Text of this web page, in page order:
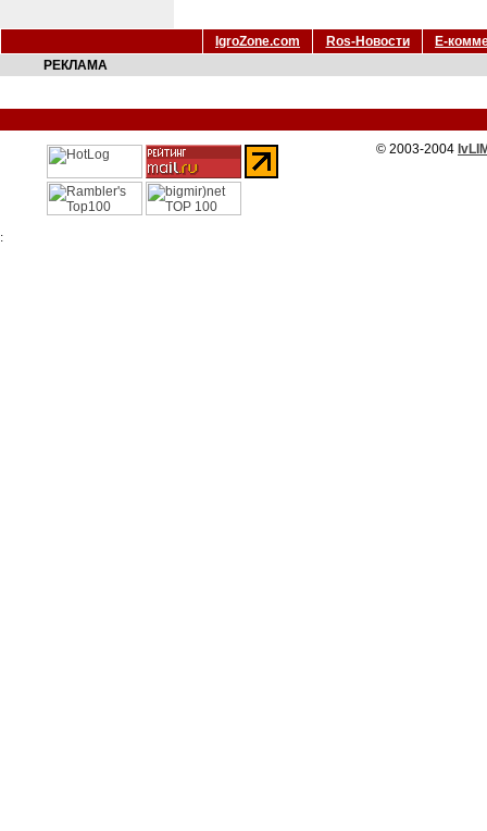
IgroZone.com Ros-Новости
Е-
РЕКЛАМА
© 2003-2004
: